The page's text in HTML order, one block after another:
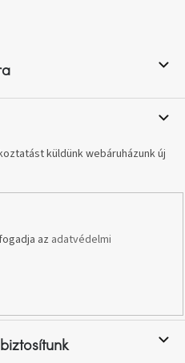
küldünk webáruházunk új
az adatvédelmi